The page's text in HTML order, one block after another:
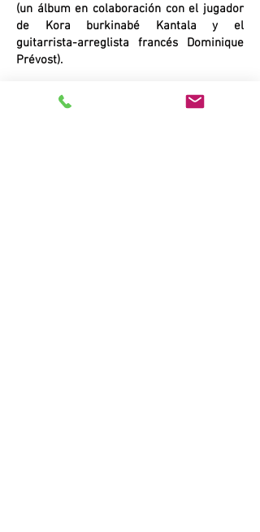
(un álbum en colaboración con el jugador
de Kora burkinabé Kantala y el
guitarrista-arreglista francés Dominique
Prévost).
En su concierto, Mustafa Naham fascina
por su energía, por su deseo de